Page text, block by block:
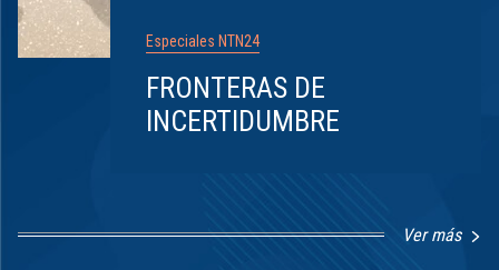
Especiales NTN24
FRONTERAS DE
INCERTIDUMBRE
Ver más